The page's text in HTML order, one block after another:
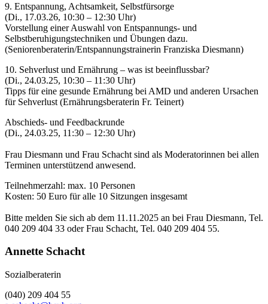
9. Entspannung, Achtsamkeit, Selbstfürsorge
(Di., 17.03.26, 10:30 – 12:30 Uhr)
Vorstellung einer Auswahl von Entspannungs- und
Selbstberuhigungstechniken und Übungen dazu.
(Seniorenberaterin/Entspannungstrainerin Franziska Diesmann)
10. Sehverlust und Ernährung – was ist beeinflussbar?
(Di., 24.03.25, 10:30 – 11:30 Uhr)
Tipps für eine gesunde Ernährung bei AMD und anderen Ursachen
für Sehverlust (Ernährungsberaterin Fr. Teinert)
Abschieds- und Feedbackrunde
(Di., 24.03.25, 11:30 – 12:30 Uhr)
Frau Diesmann und Frau Schacht sind als Moderatorinnen bei allen
Terminen unterstützend anwesend.
Teilnehmerzahl: max. 10 Personen
Kosten: 50 Euro für alle 10 Sitzungen insgesamt
Bitte melden Sie sich ab dem 11.11.2025 an bei Frau Diesmann, Tel.
040 209 404 33 oder Frau Schacht, Tel. 040 209 404 55.
Annette Schacht
Sozialberaterin
(040) 209 404 55